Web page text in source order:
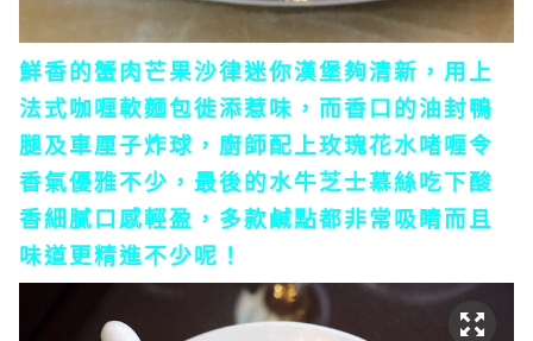
鮮香的蟹肉芒果沙律迷你漢堡夠清新，用上
法式咖喱軟麵包徙添惹味，而香口的油封鴨
腿及車厘子炸球，廚師配上玫瑰花水啫喱令
香氣優雅不少，最後的水牛芝士慕絲吃下酸
香細膩口感輕盈，多款鹹點都非常吸睛而且
味道更精進不少呢！